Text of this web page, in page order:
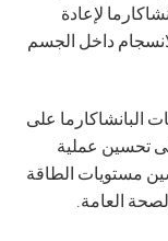
لإعادة
داخل الجسم
البانشاكارما على
تحسين عملية
مستويات الطاقة
العامة.